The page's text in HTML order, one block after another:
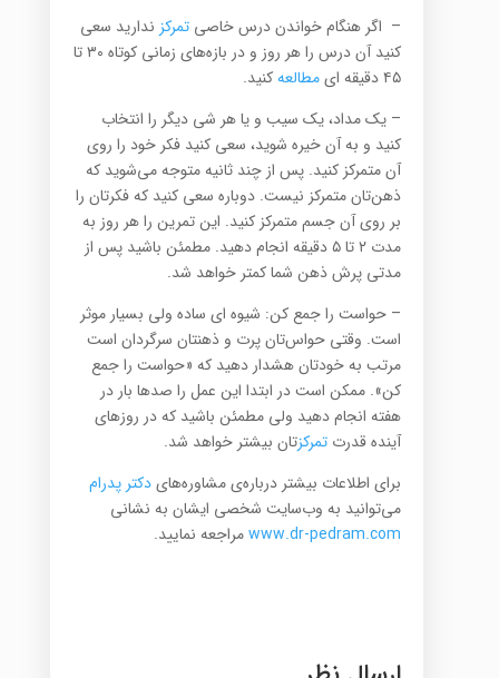
– اگر هنگام خواندن درس خاصی تمرکز ندارید سعی
کنید آن درس را هر روز و در بازه‌های زمانی کوتاه ۳۰ تا
۴۵ دقیقه ای
مطالعهکنید.
– یک مداد، یک سیب و یا هر شی دیگر را انتخاب
کنید و به آن خیره شوید، سعی کنید فکر خود را روی
آن متمرکز کنید. پس از چند ثانیه متوجه می‌شوید که
ذهن‌تان متمرکز نیست. دوباره سعی کنید که فکرتان را
بر روی آن جسم متمرکز کنید. این تمرین را هر روز به
مدت ۲ تا ۵ دقیقه انجام دهید. مطمئن باشید پس از
مدتی پرش ذهن شما کمتر خواهد شد.
– حواست را جمع کن: شیوه ای ساده ولی بسیار موثر
است. وقتی حواس‌تان پرت و ذهنتان سرگردان است
مرتب به خودتان هشدار دهید که «حواست را جمع
کن». ممکن است در ابتدا این عمل را صدها بار در
هفته انجام دهید ولی مطمئن باشید که در روزهای
آینده قدرت تمرکزتان بیشتر خواهد شد.
برای اطلاعات بیشتر درباره‌ی مشاوره‌هایدکتر پدرام
می‌توانید به وب‌سایت شخصی ایشان به نشانی
www.dr-pedram.comمراجعه نمایید.